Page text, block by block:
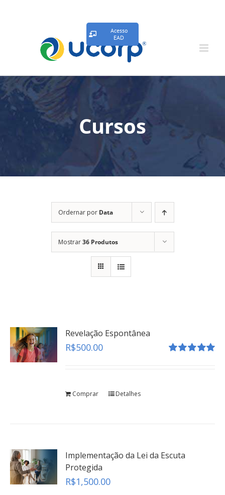
Acesso
EAD
Cursos
Ordernar por Data
Mostrar36 Produtos
Revelação Espontânea
R$500.00
Comprar Detalhes
Implementação da Lei da Escuta
Protegida
R$1,500.00